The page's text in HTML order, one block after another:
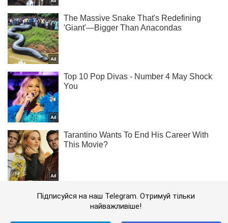
Підписуйся на наш Telegram. Отримуй тільки
найважливіше!